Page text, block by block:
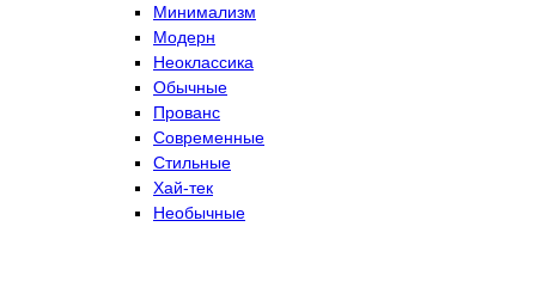
Минимализм
Модерн
Неоклассика
Обычные
Прованс
Современные
Стильные
Хай-тек
Необычные